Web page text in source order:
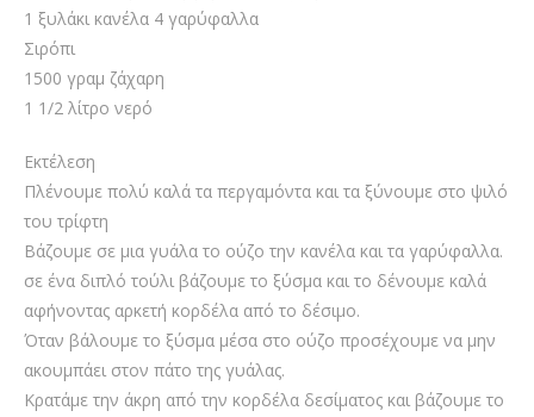
1 ξυλάκι κανέλα 4 γαρύφαλλα
Σιρόπι
1500 γραμ ζάχαρη
1 1/2 λίτρο νερό
Εκτέλεση
Πλένουμε πολύ καλά τα περγαμόντα και τα ξύνουμε στο ψιλό
του τρίφτη
Βάζουμε σε μια γυάλα το ούζο την κανέλα και τα γαρύφαλλα.
σε ένα διπλό τούλι βάζουμε το ξύσμα και το δένουμε καλά
αφήνοντας αρκετή κορδέλα από το δέσιμο.
Όταν βάλουμε το ξύσμα μέσα στο ούζο προσέχουμε να μην
ακουμπάει στον πάτο της γυάλας.
Κρατάμε την άκρη από την κορδέλα δεσίματος και βάζουμε το